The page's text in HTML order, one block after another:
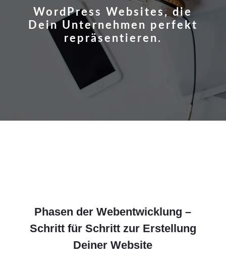
WordPress Websites, die
Dein Unternehmen perfekt
repräsentieren.
Phasen der Webentwicklung –
Schritt für Schritt zur Erstellung
Deiner Website